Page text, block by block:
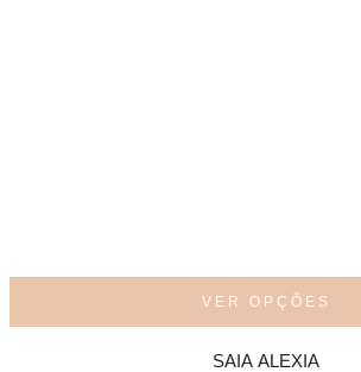
VER OPÇÕES
SAIA ALEXIA